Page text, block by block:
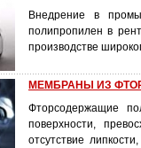
Внедрение в
полипропилен в
производстве
МЕМБРАНЫ ИЗ
Фторсодержащие
поверхности,
отсутствие